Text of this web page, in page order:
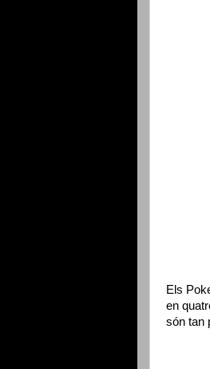
Els
en
són tan